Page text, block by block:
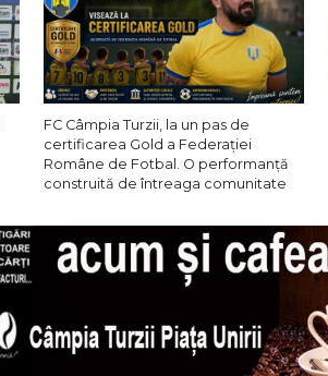
FC Câmpia Turzii, la un pas de
certificarea Gold a Federației
Române de Fotbal. O performanță
construită de întreaga comunitate